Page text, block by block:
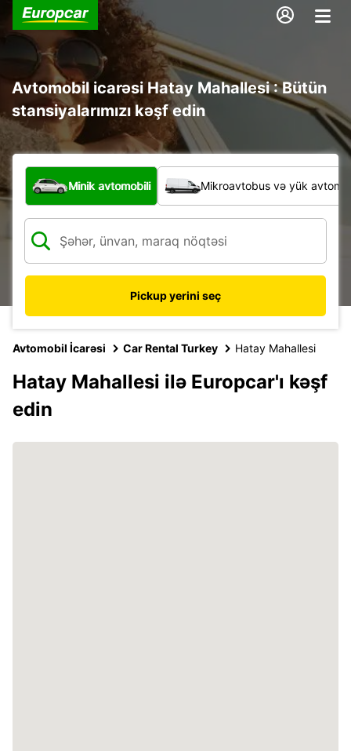
Avtomobil icarəsi Hatay Mahallesi : Bütün
stansiyalarımızı kəşf edin
Hansı növ nəqliyyat vasitəsi?
Minik avtomobili Mikroavtobus və yük
Pickup yerini seç
Avtomobil İcarəsi Car Rental Turkey Hatay Mahallesi
Hatay Mahallesi ilə Europcar'ı kəşf
edin